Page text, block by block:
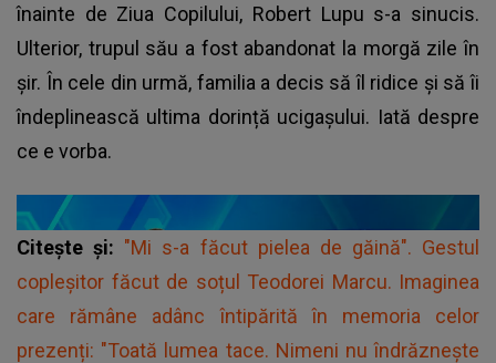
înainte de Ziua Copilului, Robert Lupu s-a sinucis.
Ulterior, trupul său a fost abandonat la morgă zile în
șir. În cele din urmă, familia a decis să îl ridice și să îi
îndeplinească ultima dorință ucigașului. Iată despre
ce e vorba.
Citește și: "Mi s-a făcut pielea de găină". Gestul
copleșitor făcut de soțul Teodorei Marcu. Imaginea
care rămâne adânc întipărită în memoria celor
prezenți: "Toată lumea tace. Nimeni nu îndrăznește